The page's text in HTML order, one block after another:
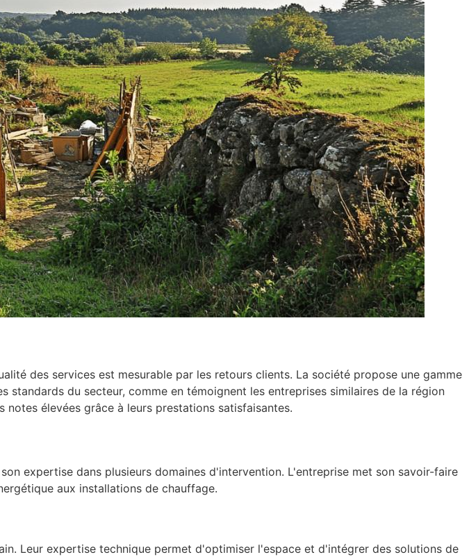
des services est mesurable par les retours clients. La société propose une gamme
du secteur, comme en témoignent les entreprises similaires de la région
notes élevées grâce à leurs prestations satisfaisantes.
expertise dans plusieurs domaines d'intervention. L'entreprise met son savoir-faire
aux installations de chauffage.
Leur expertise technique permet d'optimiser l'espace et d'intégrer des solutions de